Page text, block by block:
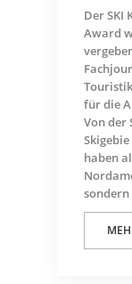
Der SKI
Award
für die
Von der
haben